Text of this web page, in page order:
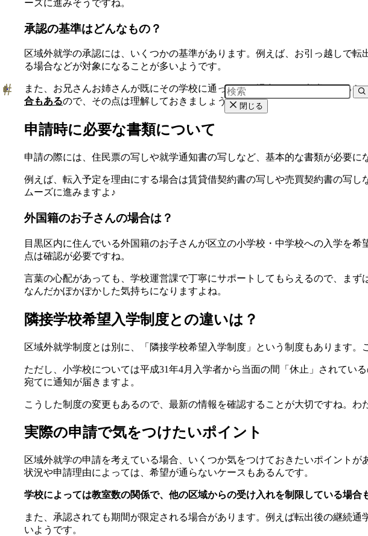
ーズに進みそうですね。
承認の基準はどんなもの？
区域外就学の承認には、いくつかの基準があります。例えば、お引っ越しで
る場合などが対象になることが多いようです。
また、お兄さんお姉さんが既にその学校に通っている場合なども考慮されるケ
合もあるので、その点は理解しておきましょう。
申請時に必要な書類について
申請の際には、住民票の写しや就学通知書の写しなど、基本的な書類が必要
例えば、転入予定を理由にする場合は賃貸借契約書の写しや売買契約書の写
ムーズに進みますよ♪
外国籍のお子さんの場合は？
目黒区内に住んでいる外国籍のお子さんが区立の小学校・中学校への入学を
点は確認が必要ですね。
言葉の心配があっても、学校運営課で丁寧にサポートしてもらえるので、ま
なんだかぽかぽかした気持ちになりますよね。
隣接学校希望入学制度との違いは？
区域外就学制度とは別に、「隣接学校希望入学制度」という制度もあります
ただし、小学校については平成31年4月入学者から当面の間「休止」されてい
宛てに通知が届きますよ。
こうした制度の変更もあるので、最新の情報を確認することが大切ですね。
実際の申請で気をつけたいポイント
区域外就学の申請を考えている場合、いくつか気をつけておきたいポイント
状況や申請理由によっては、希望が通らないケースもあるんです。
学校によっては教室数の関係で、他の区域からの受け入れを制限している場合
また、承認されても期間が限定される場合があります。例えば転出後の継続
いようです。
閉じる